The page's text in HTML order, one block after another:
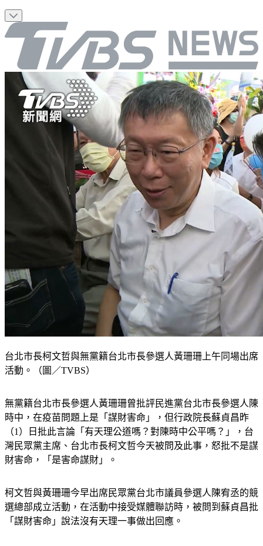
台北市長柯文哲與無黨籍台北市長參選人黃珊珊上午同場出席
無黨籍台北市長參選人黃珊珊曾批評民進黨台北市長參選人陳
時中，在疫苗問題上是「謀財害命」，但行政院長蘇貞昌昨
（1）日批此言論「有天理公道嗎？對陳時中公平嗎？」，台
灣民眾黨主席、台北市長柯文哲今天被問及此事，怒批不是謀
柯文哲與黃珊珊今早出席民眾黨台北市議員參選人陳宥丞的競
選總部成立活動，在活動中接受媒體聯訪時，被問到蘇貞昌批